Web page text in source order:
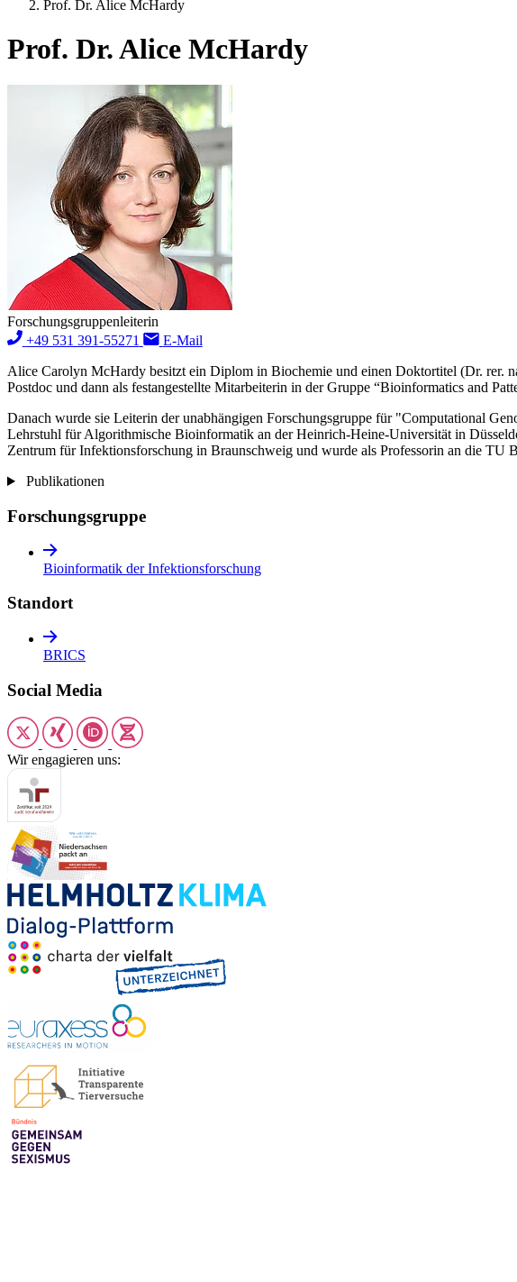
Prof. Dr. Alice McHardy
Prof. Dr. Alice McHardy
Forschungsgruppenleiterin
+49 531 391-55271
E-Mail
Alice Carolyn McHardy besitzt ein Diplom in Biochemie und einen Doktortitel (Dr. rer.
Postdoc und dann als festangestellte Mitarbeiterin in der Gruppe “Bioinformatics and
Danach wurde sie Leiterin der unabhängigen Forschungsgruppe für "Computational
Lehrstuhl für Algorithmische Bioinformatik an der Heinrich-Heine-Universität in
Zentrum für Infektionsforschung in Braunschweig und wurde als Professorin an die TU
Publikationen
Forschungsgruppe
Bioinformatik der Infektionsforschung
Standort
BRICS
Social Media
Wir engagieren uns: